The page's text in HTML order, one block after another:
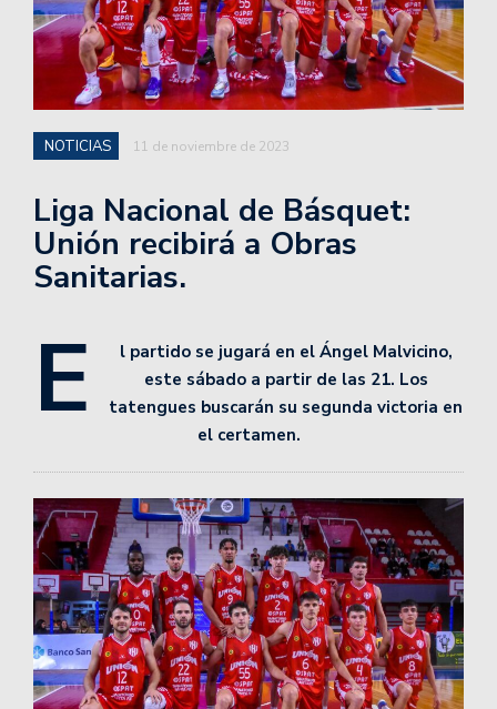
NOTICIAS 11 de noviembre de 2023
Liga Nacional de Básquet:
Unión recibirá a Obras
Sanitarias.
E
l partido se jugará en el Ángel Malvicino,
este sábado a partir de las 21. Los
tatengues buscarán su segunda victoria en
el certamen.